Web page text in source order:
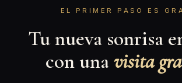
EL PRIMER PASO ES
Tu nueva sonrisa
con unavisita